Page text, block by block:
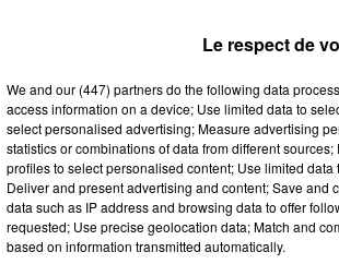
Le respect de
We and our (447) partnersdo the following data
access information on a device; Use limited data to
select personalised advertising; Measure advertising
statistics or combinations of data from different
profiles to select personalised content; Use limited
Deliver and present advertising and content; Save
data such as IP address and browsing data to offer
requested; Use precise geolocation data; Match and
based on information transmitted automatically.